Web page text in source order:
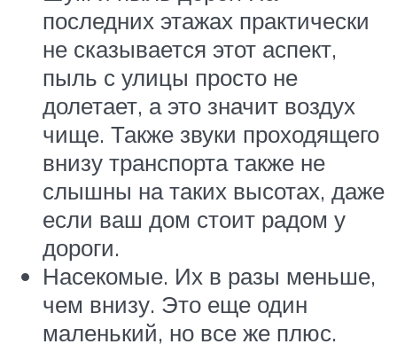
последних этажах практически
не сказывается этот аспект,
пыль с улицы просто не
долетает, а это значит воздух
чище. Также звуки проходящего
внизу транспорта также не
слышны на таких высотах, даже
если ваш дом стоит радом у
дороги.
Насекомые. Их в разы меньше,
чем внизу. Это еще один
маленький, но все же плюс.